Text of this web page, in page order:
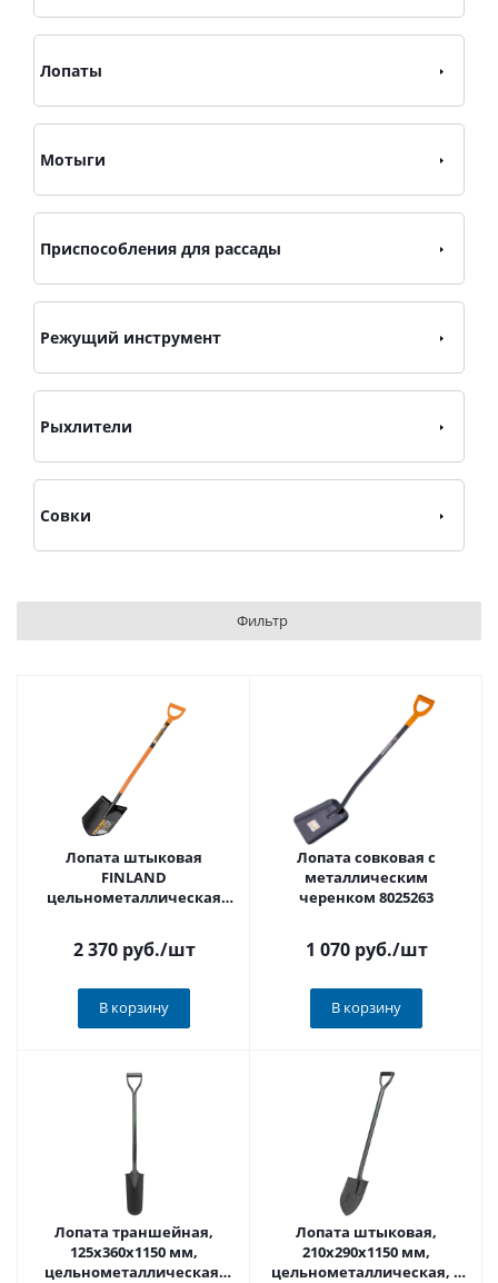
Лопаты
Мотыги
Приспособления для рассады
Режущий инструмент
Рыхлители
Совки
Фильтр
Лопата штыковая
FINLAND
цельнометаллическая
2 370 руб./шт
В корзину
Лопата совковая с
металлическим
черенком 8025263
1 070 руб./шт
В корзину
Лопата траншейная,
125х360х1150 мм,
цельнометаллическая,
Лопата штыковая,
210х290х1150 мм,
цельнометаллическая, с